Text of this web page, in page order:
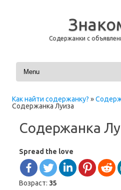
Содержанки с
Перейти к содержимому
Как найти содержанку? »
Содержанка Луиза
Содержанка
Spread the love
Возраст: 35